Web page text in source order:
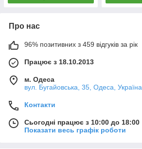
Про нас
96% позитивних з 459 відгуків за рік
Працює з 18.10.2013
м. Одеса
вул. Бугайовська, 35, Одеса, Україна
Контакти
Сьогодні працює з 10:00 до 18:00
Показати весь графік роботи